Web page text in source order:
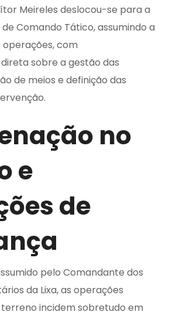
Meireles deslocou-se para a
Comando Tático, assumindo a
com
sobre a gestão das
de meios e definição das
no
e
de
pelo Comandante dos
da Lixa, as operações
incidem sobretudo em